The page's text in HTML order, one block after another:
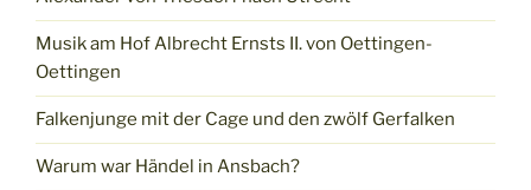
Musik am Hof Albrecht Ernsts II. von Oettingen-
Oettingen
Falkenjunge mit der Cage und den zwölf Gerfalken
Warum war Händel in Ansbach?